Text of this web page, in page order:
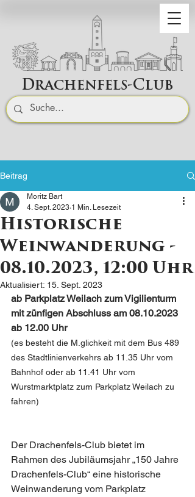
Drachenfels-Club
Beitrag
Historische
Weinwanderung -
08.10.2023, 12:00 Uhr
Moritz Bart
4. Sept. 2023 1 Min. Lesezeit
Aktualisiert: 15. Sept. 2023
ab Parkplatz Weilach zum Vigilienturm
mit zünfigen Abschluss am 08.10.2023
ab 12.00 Uhr
(es besteht die M.glichkeit mit dem Bus 489
des Stadtlinienverkehrs ab 11.35 Uhr vom
Bahnhof oder ab 11.41 Uhr vom
Wurstmarktplatz zum Parkplatz Weilach zu
fahren)
Der Drachenfels-Club bietet im
Rahmen des Jubiläumsjahr „150 Jahre
Drachenfels-Club“ eine historische
Weinwanderung vom Parkplatz